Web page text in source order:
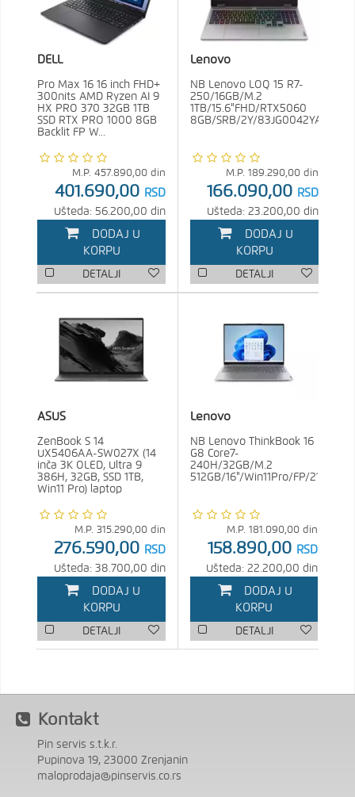
DELL
Pro Max 16 16 inch FHD+
300nits AMD Ryzen AI 9
HX PRO 370 32GB 1TB
SSD RTX PRO 1000 8GB
Backlit FP W...
M.P. 457.890,00 din
401.690,00 RSD
Ušteda: 56.200,00 din
DODAJ U
KORPU
DETALJI
Lenovo
NB Lenovo LOQ 15 R7-
250/16GB/M.2
1TB/15.6"FHD/RTX5060
8GB/SRB/2Y/83JG0042YA
M.P. 189.290,00 din
166.090,00 RSD
Ušteda: 23.200,00 din
DODAJ U
KORPU
DETALJI
ASUS
ZenBook S 14
UX5406AA-SW027X (14
inča 3K OLED, Ultra 9
386H, 32GB, SSD 1TB,
Win11 Pro) laptop
M.P. 315.290,00 din
276.590,00 RSD
Ušteda: 38.700,00 din
DODAJ U
KORPU
DETALJI
Lenovo
NB Lenovo ThinkBook 16
G8 Core7-
240H/32GB/M.2
512GB/16"/Win11Pro/FP/
M.P. 181.090,00 din
158.890,00 RSD
Ušteda: 22.200,00 din
DODAJ U
KORPU
DETALJI
Kontakt
Pin servis s.t.k.r.
Pupinova 19, 23000 Zrenjanin
maloprodaja@pinservis.co.rs